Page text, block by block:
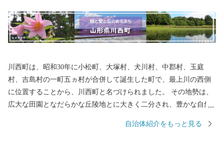
川西町は、昭和30年に小松町、大塚村、犬川村、中郡村、玉庭
村、吉島村の一町五ヵ村が合併して誕生した町で、最上川の西側
に位置することから、川西町と名づけられました。 その地勢は、
広大な田園となだらかな丘陵地とに大きく二分され、豊かな自然
盛んで、県内では庄内平野に次ぐ「米どころ」として知られてい
自治体紹介をもっと見る